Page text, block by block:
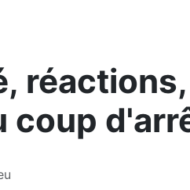
coup